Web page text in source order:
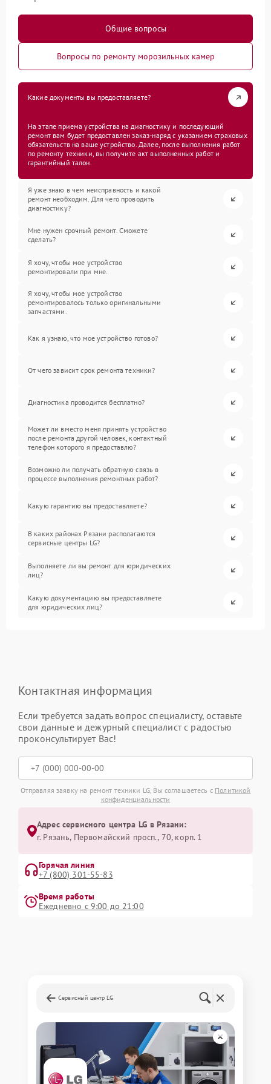
Общие вопросы
Вопросы по ремонту морозильных камер
Какие документы вы предоставляете?
На этапе приема устройства на диагностику и последующий
ремонт вам будет предоставлен заказ-наряд с указанием страховых
обязательств на ваше устройство. Далее, после выполнения работ
по ремонту техники, вы получите акт выполненных работ и
гарантийный талон.
Я уже знаю в чем неисправность и какой
ремонт необходим. Для чего проводить
диагностику?
Мне нужен срочный ремонт. Сможете
сделать?
Я хочу, чтобы мое устройство
ремонтировали при мне.
Я хочу, чтобы мое устройство
ремонтировалось только оригинальными
запчастями.
Как я узнаю, что мое устройство готово?
От чего зависит срок ремонта техники?
Диагностика проводится бесплатно?
Может ли вместо меня принять устройство
после ремонта другой человек, контактный
телефон которого я предоставлю?
Возможно ли получать обратную связь в
процессе выполнения ремонтных работ?
Какую гарантию вы предоставляете?
В каких районах Рязани располагаются
сервисные центры LG?
Выполняете ли вы ремонт для юридических
лиц?
Какую документацию вы предоставляете
для юридических лиц?
Контактная информация
Если требуется задать вопрос специалисту, оставьте
свои данные и дежурный специалист с радостью
проконсультирует Вас!
Отправляя заявку на ремонт техники LG, Вы соглашаетесь с Политикой
конфиденциальности
Адрес сервисного центра LG в Рязани:
г. Рязань, Первомайский просп., 70, корп. 1
Горячая линия
+7 (800) 301-55-83
Время работы
Ежедневно с 9:00 до 21:00
Сервисный центр LG